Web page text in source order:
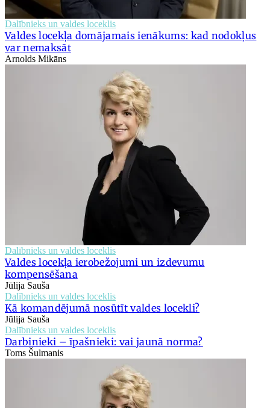
Dalībnieks un valdes loceklis
Valdes locekļa domājamais ienākums: kad nodokļus
var nemaksāt
Arnolds Mikāns
Dalībnieks un valdes loceklis
Valdes locekļa ierobežojumi un izdevumu
kompensēšana
Jūlija Sauša
Dalībnieks un valdes loceklis
Kā komandējumā nosūtīt valdes locekli?
Jūlija Sauša
Dalībnieks un valdes loceklis
Darbinieki – īpašnieki: vai jaunā norma?
Toms Šulmanis